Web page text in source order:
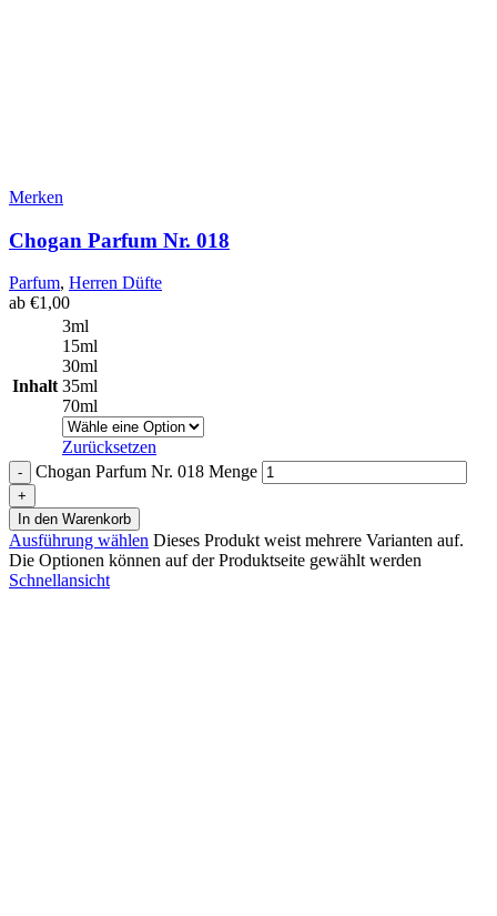
Merken
Chogan Parfum Nr. 018
Parfum, Herren Düfte
ab €1,00
Inhalt
3ml
15ml
30ml
35ml
70ml
Zurücksetzen
Chogan Parfum Nr. 018 Menge
In den Warenkorb
Ausführung wählen Dieses Produkt weist mehrere Varianten auf.
Die Optionen können auf der Produktseite gewählt werden
Schnellansicht